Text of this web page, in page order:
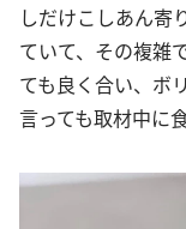
しだけこしあん寄
ていて、その複雑
ても良く合い、ボ
言っても取材中に